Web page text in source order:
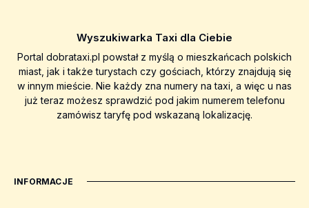
Wyszukiwarka Taxi dla Ciebie
Portal dobrataxi.pl powstał z myślą o mieszkańcach polskich
miast, jak i także turystach czy gościach, którzy znajdują się
w innym mieście. Nie każdy zna numery na taxi, a więc u nas
już teraz możesz sprawdzić pod jakim numerem telefonu
zamówisz taryfę pod wskazaną lokalizację.
INFORMACJE